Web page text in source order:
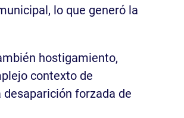
lo que generó la
hostigamiento,
contexto de
forzada de